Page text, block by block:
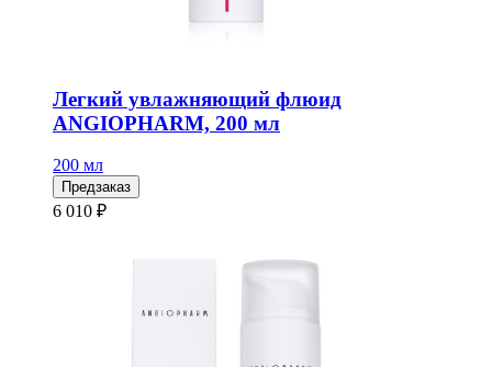
Легкий увлажняющий флюид
ANGIOPHARM, 200 мл
200 мл
Предзаказ
6 010 ₽